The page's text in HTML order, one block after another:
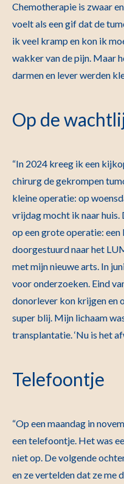
Chemotherapie is zwaar
voelt als een gif dat de
ik veel kramp en kon ik
wakker van de pijn. Maar
darmen en lever werden
Op de
“In 2024 kreeg ik een
chirurg de gekrompen
kleine operatie: op
vrijdag mocht ik naar
op een grote operatie:
doorgestuurd naar het
met mijn nieuwe arts. In
voor onderzoeken. Eind
donorlever kon krijgen en
super blij. Mijn lichaam
transplantatie. ‘Nu is het
Telefoontje
“Op een maandag in
een telefoontje. Het was
niet op. De volgende
en ze vertelden dat ze me